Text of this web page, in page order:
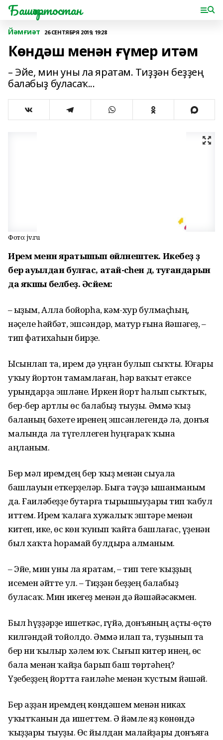
Башҡортостан
Йәмғиәт 26 СЕНТЯБРЯ 2019, 19:28
Көндәш менән ғүмер итәм
– Эйе, мин уны ла яратам. Тиҙҙән беҙҙең
балабыҙ буласаҡ...
Фото: jv.ru
Ирем менән яратышып өйләнештек. Икебеҙ ҙә
бер ауылдан булғас, атай-әсәһен дә, туғандарын
да яҡшы беләбеҙ. Әсәйем:
– Ҡыҙым, Алла бойорһа, кәм-хур булмаҫһың,
нәҫеле һәйбәт, эшсәндәр, матур ғына йәшәгеҙ, –
тип фатихаһын бирҙе.
Ысынлап та, ирем дә уңған булып сыҡты. Юғары
уҡыу йортон тамамлаған, һәр ваҡыт етәксе
урындарҙа эшләне. Иркен йорт һалып сыҡтыҡ,
бер-бер артлы өс балабыҙ тыуҙы. Әммә ҡыҙ
баланың бәхете иренең эшсәнлегендә лә, донъя
малында ла түгеллеген һуңғараҡ ҡына
аңланым.
Бер мәл иремдең бер ҡыҙ менән сыуала
башлауын еткерҙеләр. Быға тәүҙә ышанманым
да. Ғаиләбеҙҙе бутарға тырышыуҙары тип ҡабул
иттем. Ирем ҡалаға хужалыҡ эштәре менән
китеп, ике, өс көн ҡунып ҡайта башлағас, үҙенән
был хаҡта һорамай булдыра алманым.
– Эйе, мин уны ла яратам, – тип теге ҡыҙҙың
исемен әйтте ул. – Тиҙҙән беҙҙең балабыҙ
буласаҡ. Мин икегеҙ менән дә йәшәйәсәкмен.
Был һүҙҙәрҙе ишеткәс, гүйә, донъяның аҫты-өҫтө
килгәндәй тойолдо. Әммә илап та, туҙынып та
бер ни ҡылыр хәлем юҡ. Сығып китер инең, өс
бала менән ҡайҙа барып баш төртәһең?
Үҙебеҙҙең йортта ғаиләһе менән ҡустым йәшәй.
Бер аҙҙан иремдең көндәшем менән никах
уҡытҡанын да ишеттем. Ә йәмле яҙ көнөндә
ҡыҙҙары тыуҙы. Өс йылдан малайҙары донъяға